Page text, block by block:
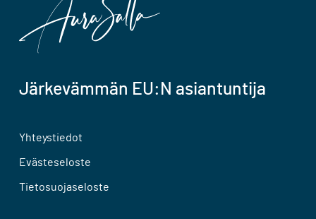
Järkevämmän EU:N asiantuntija
Yhteystiedot
Evästeseloste
Tietosuojaseloste